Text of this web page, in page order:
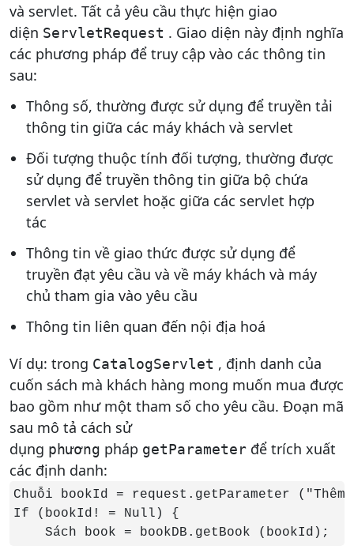
và servlet. Tất cả yêu cầu thực hiện giao
diện ServletRequest . Giao diện này định nghĩa
các phương pháp để truy cập vào các thông tin
sau:
Thông số, thường được sử dụng để truyền tải
thông tin giữa các máy khách và servlet
Đối tượng thuộc tính đối tượng, thường được
sử dụng để truyền thông tin giữa bộ chứa
servlet và servlet hoặc giữa các servlet hợp
tác
Thông tin về giao thức được sử dụng để
truyền đạt yêu cầu và về máy khách và máy
chủ tham gia vào yêu cầu
Thông tin liên quan đến nội địa hoá
Ví dụ: trong CatalogServlet , định danh của
cuốn sách mà khách hàng mong muốn mua được
bao gồm như một tham số cho yêu cầu. Đoạn mã
sau mô tả cách sử
dụng phương pháp getParameter để trích xuất
các định danh:
Chuỗi bookId = request.getParameter
If (bookId! = Null) {
    Sách book = bookDB.getBook (bookId);